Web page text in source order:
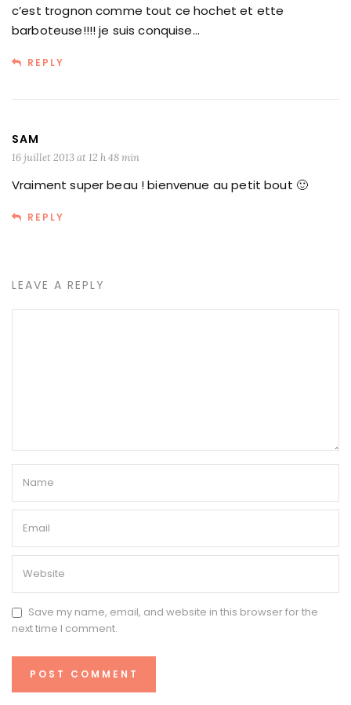
c’est trognon comme tout ce hochet et ette
barboteuse!!!! je suis conquise…
REPLY
SAM
16 juillet 2013 at 12 h 48 min
Vraiment super beau ! bienvenue au petit bout 🙂
REPLY
LEAVE A REPLY
Save my name, email, and website in this browser for the
next time I comment.